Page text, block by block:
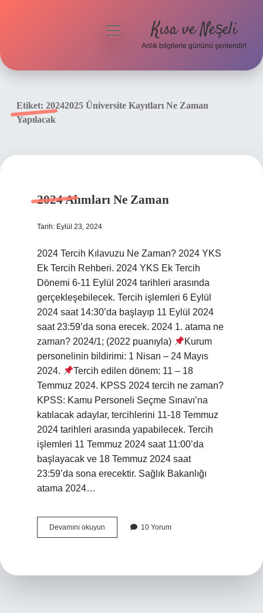
Yasal Uyarı
menüyü
Kısa ve Neşeli
Anlık bilgilerle gününü şenlendir!
Etiket: 20242025 Üniversite Kayıtları Ne Zaman
Yapılacak
2024 Alımları Ne Zaman
Tarih: Eylül 23, 2024
2024 Tercih Kılavuzu Ne Zaman? 2024 YKS
Ek Tercih Rehberi. 2024 YKS Ek Tercih
Dönemi 6-11 Eylül 2024 tarihleri ​​arasında
gerçekleşebilecek. Tercih işlemleri 6 Eylül
2024 saat 14:30’da başlayıp 11 Eylül 2024
saat 23:59’da sona erecek. 2024 1. atama ne
zaman? 2024/1; (2022 puanıyla)
Kurum
personelinin bildirimi: 1 Nisan – 24 Mayıs
2024.
Tercih edilen dönem: 11 – 18
Temmuz 2024. KPSS 2024 tercih ne zaman?
KPSS: Kamu Personeli Seçme Sınavı’na
katılacak adaylar, tercihlerini 11-18 Temmuz
2024 tarihleri ​​arasında yapabilecek. Tercih
işlemleri 11 Temmuz 2024 saat 11:00’da
başlayacak ve 18 Temmuz 2024 saat
23:59’da sona erecektir. Sağlık Bakanlığı
atama 2024…
Devamını okuyun
Alımları
10 Yorum